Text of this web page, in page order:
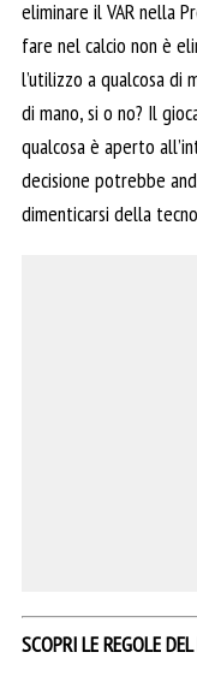
eliminare il VAR nella
fare nel calcio non è
l’utilizzo a qualcosa di
di mano, si o no? Il
qualcosa è aperto
decisione potrebbe
dimenticarsi della
SCOPRI LE REGOLE